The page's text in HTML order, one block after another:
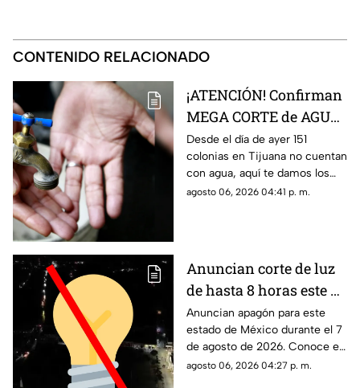
CONTENIDO RELACIONADO
¡ATENCIÓN! Confirman
MEGA CORTE de AGUA
en más de 150 colonias,
aquí la lista completa
Desde el día de ayer 151
colonias en Tijuana no cuentan
con agua, aquí te damos los
detalles.
agosto 06, 2026 04:41 p. m.
Anuncian corte de luz
de hasta 8 horas este 7
de agosto de 2026: ¿A
qué hora inicia el
apagón y quiénes se
quedarán sin
Anuncian apagón para este
estado de México durante el 7
de agosto de 2026. Conoce el
horario y las colonias que se
agosto 06, 2026 04:27 p. m.